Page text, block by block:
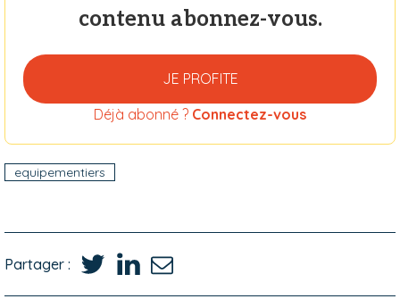
contenu abonnez-vous.
JE PROFITE
Déjà abonné ? Connectez-vous
equipementiers
Partager :